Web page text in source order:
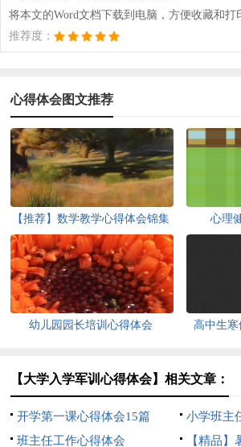
将本文的Word文档下载到电脑，方便收藏和打
推荐度：
心得体会图文推荐
【推荐】数学教学心得体会锦集
十篇
心理
幼儿园园长培训心得体会 高中生
【大学入学军训心得体会】相关文章：
开学第一课心得体会15篇
小学班主
班主任工作心得体会
【精品